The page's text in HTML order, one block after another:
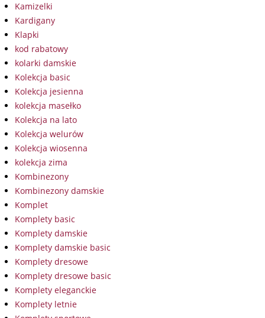
Kamizelki
Kardigany
Klapki
kod rabatowy
kolarki damskie
Kolekcja basic
Kolekcja jesienna
kolekcja masełko
Kolekcja na lato
Kolekcja welurów
Kolekcja wiosenna
kolekcja zima
Kombinezony
Kombinezony damskie
Komplet
Komplety basic
Komplety damskie
Komplety damskie basic
Komplety dresowe
Komplety dresowe basic
Komplety eleganckie
Komplety letnie